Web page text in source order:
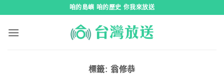
咱的島嶼 咱的歷史 你我來放送
標籤: 翁修恭